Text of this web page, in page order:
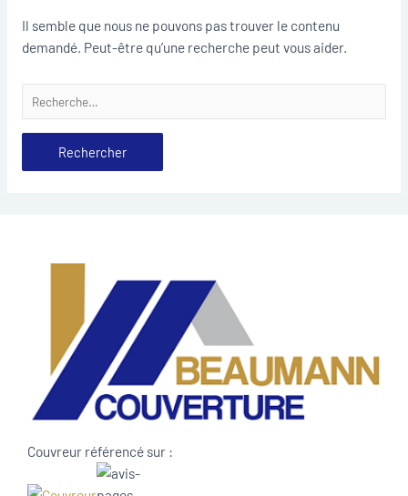
Il semble que nous ne pouvons pas trouver le contenu
demandé. Peut-être qu’une recherche peut vous aider.
Couvreur référencé sur :